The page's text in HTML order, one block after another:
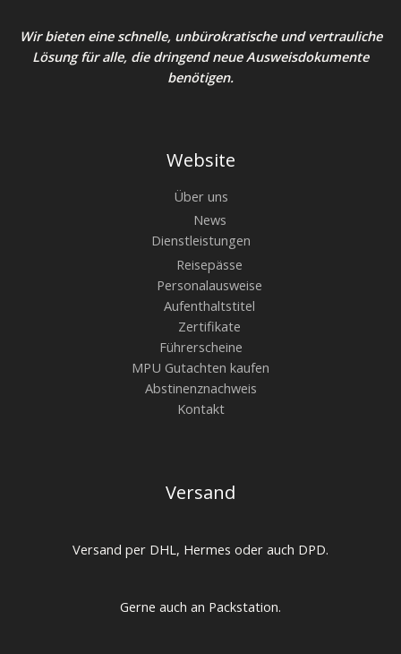
Wir bieten eine schnelle, unbürokratische und vertrauliche
Lösung für alle, die dringend neue Ausweisdokumente
benötigen.
Website
Über uns
News
Dienstleistungen
Reisepässe
Personalausweise
Aufenthaltstitel
Zertifikate
Führerscheine
MPU Gutachten kaufen
Abstinenznachweis
Kontakt
Versand
Versand per DHL, Hermes oder auch DPD.
Gerne auch an Packstation.